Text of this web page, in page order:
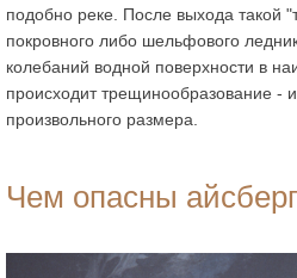
подобно реке. После выхода такой
покровного либо шельфового
колебаний водной поверхности в
происходит трещинообразование -
произвольного размера.
Чем опасны